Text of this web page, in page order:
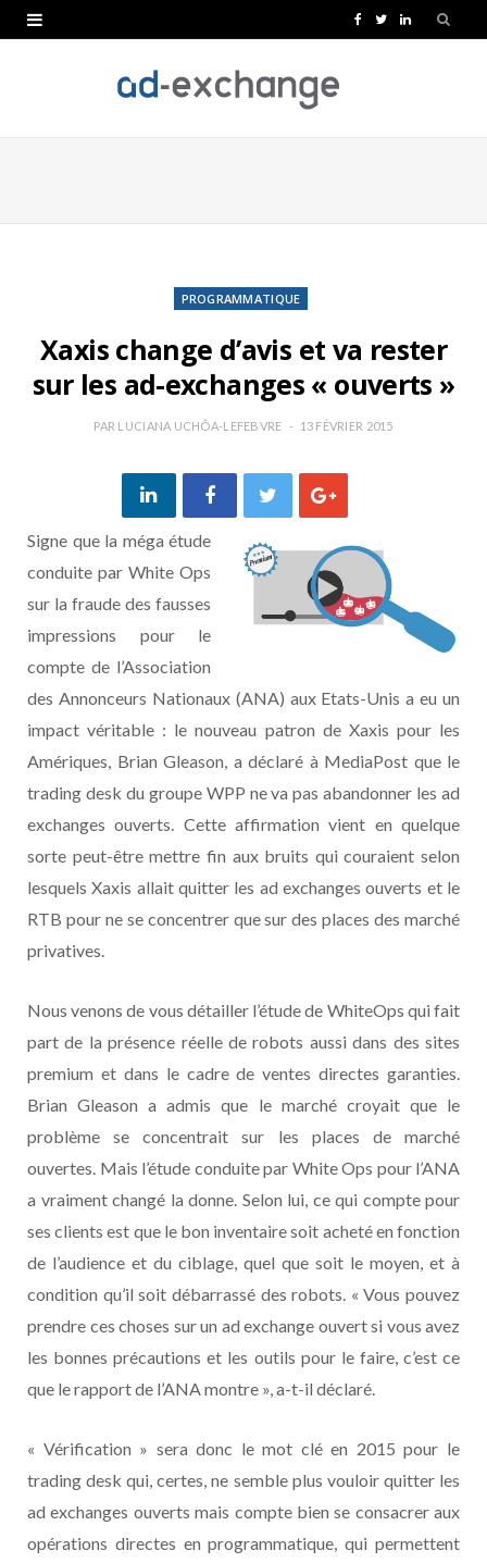
e
T
t
L
k
PROGRAMMATIQUE
Xaxis change d’avis et va rester
sur les ad-exchanges « ouverts »
PAR LUCIANA UCHÔA-LEFEBVRE 13 FÉVRIER 2015
Signe que la méga étude
conduite par White Ops
sur la fraude des fausses
impressions pour le
compte de l’Association
des Annonceurs Nationaux (ANA) aux Etats-Unis a eu un
impact véritable : le nouveau patron de Xaxis pour les
Amériques, Brian Gleason, a déclaré à MediaPost que le
trading desk du groupe WPP ne va pas abandonner les ad
exchanges ouverts. Cette affirmation vient en quelque
sorte peut-être mettre fin aux bruits qui couraient selon
lesquels Xaxis allait quitter les ad exchanges ouverts et le
RTB pour ne se concentrer que sur des places des marché
privatives.
Nous venons de vous détailler l’étude de WhiteOps qui fait
part de la présence réelle de robots aussi dans des sites
premium et dans le cadre de ventes directes garanties.
Brian Gleason a admis que le marché croyait que le
problème se concentrait sur les places de marché
ouvertes. Mais l’étude conduite par White Ops pour l’ANA
a vraiment changé la donne. Selon lui, ce qui compte pour
ses clients est que le bon inventaire soit acheté en fonction
de l’audience et du ciblage, quel que soit le moyen, et à
condition qu’il soit débarrassé des robots. « Vous pouvez
prendre ces choses sur un ad exchange ouvert si vous avez
les bonnes précautions et les outils pour le faire, c’est ce
que le rapport de l’ANA montre », a-t-il déclaré.
« Vérification » sera donc le mot clé en 2015 pour le
trading desk qui, certes, ne semble plus vouloir quitter les
ad exchanges ouverts mais compte bien se consacrer aux
opérations directes en programmatique, qui permettent